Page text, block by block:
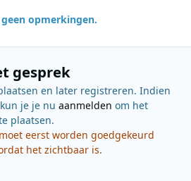
geen opmerkingen.
gesprek
en later registreren. Indien
je je nu aanmelden om het
plaatsen.
eerst worden goedgekeurd
het zichtbaar is.